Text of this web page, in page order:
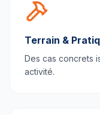
Terrain &
Des cas concrets
activité.